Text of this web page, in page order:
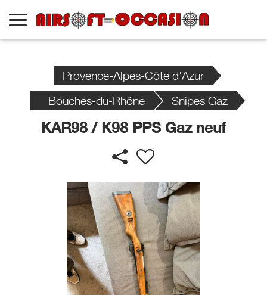
Provence-Alpes-Côte d'Azur
Bouches-du-Rhône
Snipes Gaz
KAR98 / K98 PPS Gaz neuf